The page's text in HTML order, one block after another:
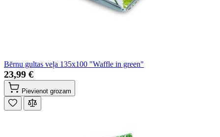
Bērnu gultas veļa 135x100 "Waffle in green"
23,99 €
Pievienot grozam